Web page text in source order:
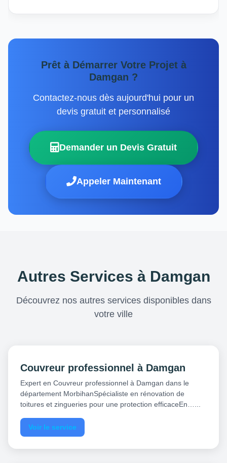
Prêt à Démarrer Votre Projet à
Damgan ?
Contactez-nous dès aujourd'hui pour un
devis gratuit et personnalisé
Demander un Devis Gratuit
Appeler Maintenant
Autres Services à Damgan
Découvrez nos autres services disponibles dans
votre ville
Couvreur professionnel à Damgan
Expert en Couvreur professionnel à Damgan dans le
département MorbihanSpécialiste en rénovation de
toitures et zingueries pour une protection efficaceEn…...
Voir le service